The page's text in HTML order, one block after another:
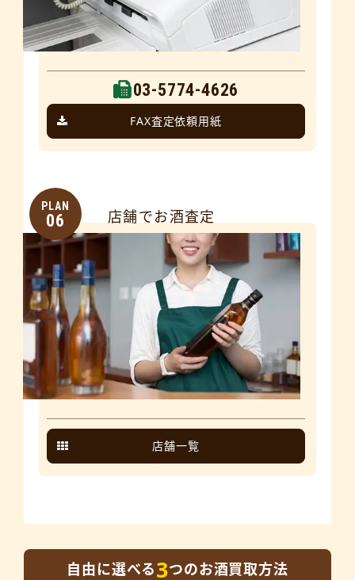
03-5774-4626
FAX査定依頼用紙
PLAN
06 店舗でお酒査定
店舗一覧
自由に選べる3つのお酒買取方法